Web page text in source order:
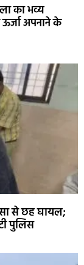
का भव्य
अपनाने के
से छह घायल;
पुलिस